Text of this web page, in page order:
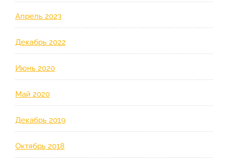
Апрель 2023
Декабрь 2022
Июнь 2020
Май 2020
Декабрь 2019
Октябрь 2018